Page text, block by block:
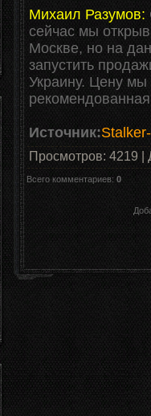
Михаил Разумов:
сейчас мы
Москве, но на
запустить
Украину. Цену мы
Источник:
Просмотров: 4219
Всего комментариев: 0